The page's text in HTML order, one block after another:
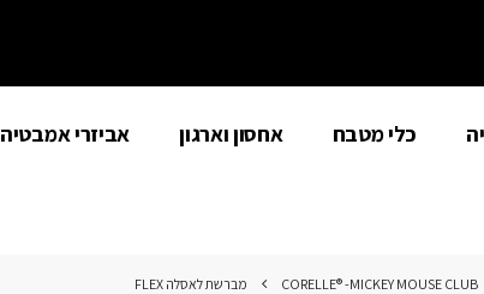
כלי מטבח אחסון וארגון אביזרי אמבטיה
CORELLE® -MICKEY MOUSE CLUB מברשת לאסלה FLEX